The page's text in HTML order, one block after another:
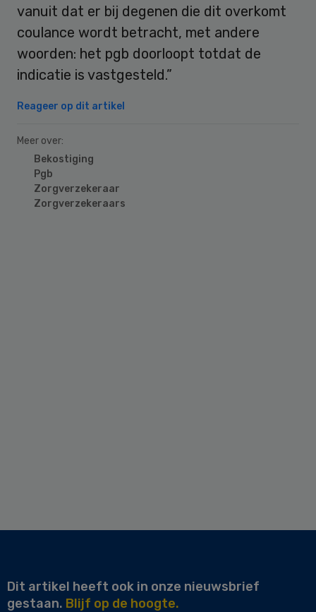
vanuit dat er bij degenen die dit overkomt
coulance wordt betracht, met andere
woorden: het pgb doorloopt totdat de
indicatie is vastgesteld.”
Reageer op dit artikel
Meer over:
Bekostiging
Pgb
Zorgverzekeraar
Zorgverzekeraars
Dit artikel heeft ook in onze nieuwsbrief
gestaan. Blijf op de hoogte.